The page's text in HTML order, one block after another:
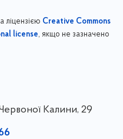
ліцензією Creative Commons
license, якщо не зазначено
Калини, 29